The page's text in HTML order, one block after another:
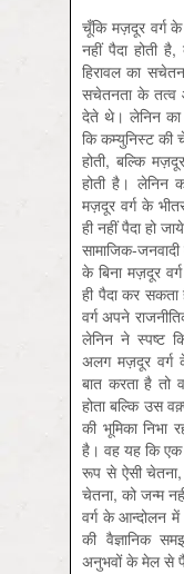
चूँकि मज़दूर वर्ग
नहीं पैदा होती
हिरावल का
सचेतनता के तत्व
देते थे। लेनिन का
कि कम्युनिस्ट की
होती, बल्कि
होती है। लेनिन
मज़दूर वर्ग के
ही नहीं पैदा हो
सामाजिक-जनवादी
के बिना मज़दूर
ही पैदा कर
वर्ग अपने
लेनिन ने स्पष्ट
अलग मज़दूर वर्ग के
बात करता है तो
होता बल्कि उस
की भूमिका निभा
है। वह यह कि एक
रूप से ऐसी चेतना,
चेतना, को जन्म
वर्ग के आन्दोलन
की वैज्ञानिक
अनुभवों के मेल से